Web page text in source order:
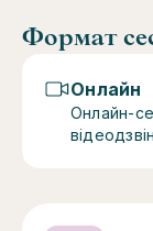
Формат
Онлайн
Онлайн-